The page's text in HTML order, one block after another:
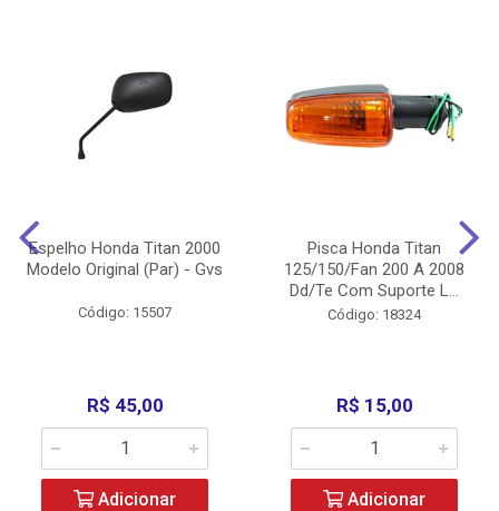
Espelho Honda Titan 2000
Modelo Original (Par) - Gvs
Código: 15507
R$ 45,00
Adicionar
Pisca Honda Titan
125/150/Fan 200 A 2008
Dd/Te Com Suporte L...
Código: 18324
R$ 15,00
Adicionar